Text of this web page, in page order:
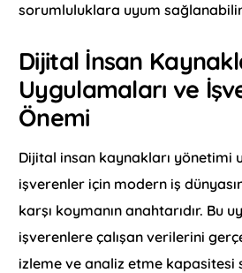
sorumluluklara uyum
Dijital İnsan
Uygulamaları ve
Önemi
Dijital insan kaynakları yönetimi
işverenler için modern iş
karşı koymanın anahtarıdır. Bu
işverenlere çalışan verilerini
izleme ve analiz etme kapasitesi